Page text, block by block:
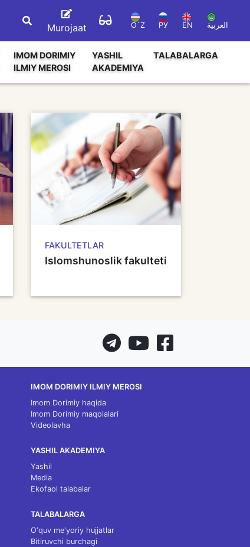
Murojaat O`Z РУ EN العربية
IMOM DORIMIY
ILMIY MEROSI
YASHIL
AKADEMIYA
TALABALARGA
FAKULTETLAR
Islomshunoslik fakulteti
IMOM DORIMIY ILMIY MEROSI
Imom Dorimiy haqida
Imom Dorimiy maqolalari
Videolavha
YASHIL AKADEMIYA
Yashil
Media
Ekofaol talabalar
TALABALARGA
O‘quv me'yoriy hujjatlar
Bitiruvchi burchagi